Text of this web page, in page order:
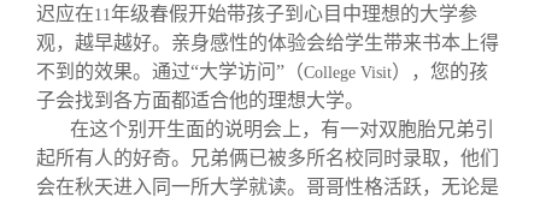
迟应在11年级春假开始带孩子到心目中理想的大学参
观，越早越好。亲身感性的体验会给学生带来书本上得
不到的效果。通过“大学访问”（College Visit），您的孩
子会找到各方面都适合他的理想大学。
在这个别开生面的说明会上，有一对双胞胎兄弟引
起所有人的好奇。兄弟俩已被多所名校同时录取，他们
会在秋天进入同一所大学就读。哥哥性格活跃，无论是